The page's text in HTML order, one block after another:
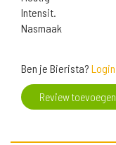
Intensit.
Nasmaak
Ben je Bierista? Login
Review toevoegen